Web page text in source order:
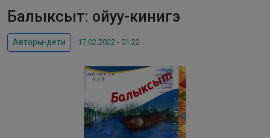
Балыксыт: ойуу-кинигэ
Авторы-дети 17.02.2022 - 01:22